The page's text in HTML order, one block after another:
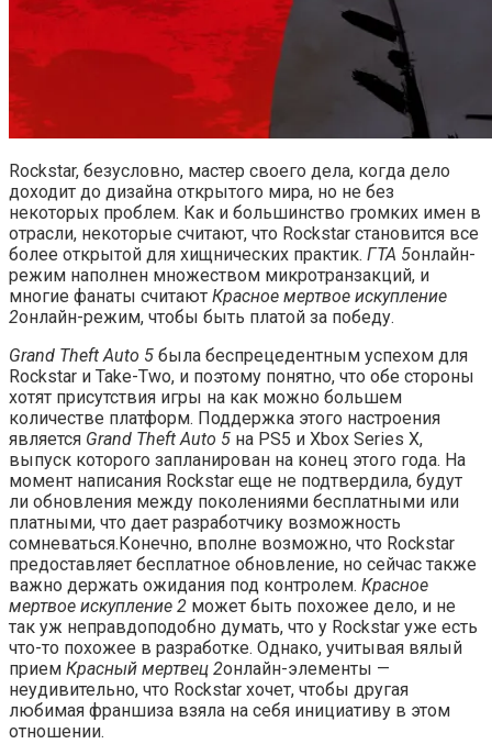
Rockstar, безусловно, мастер своего дела, когда дело
доходит до дизайна открытого мира, но не без
некоторых проблем. Как и большинство громких имен в
отрасли, некоторые считают, что Rockstar становится все
более открытой для хищнических практик. ГТА 5онлайн-
режим наполнен множеством микротранзакций, и
многие фанаты считают Красное мертвое искупление
2онлайн-режим, чтобы быть платой за победу.
Grand Theft Auto 5 была беспрецедентным успехом для
Rockstar и Take-Two, и поэтому понятно, что обе стороны
хотят присутствия игры на как можно большем
количестве платформ. Поддержка этого настроения
является Grand Theft Auto 5 на PS5 и Xbox Series X,
выпуск которого запланирован на конец этого года. На
момент написания Rockstar еще не подтвердила, будут
ли обновления между поколениями бесплатными или
платными, что дает разработчику возможность
сомневаться.Конечно, вполне возможно, что Rockstar
предоставляет бесплатное обновление, но сейчас также
важно держать ожидания под контролем. Красное
мертвое искупление 2 может быть похожее дело, и не
так уж неправдоподобно думать, что у Rockstar уже есть
что-то похожее в разработке. Однако, учитывая вялый
прием Красный мертвец 2онлайн-элементы —
неудивительно, что Rockstar хочет, чтобы другая
любимая франшиза взяла на себя инициативу в этом
отношении.